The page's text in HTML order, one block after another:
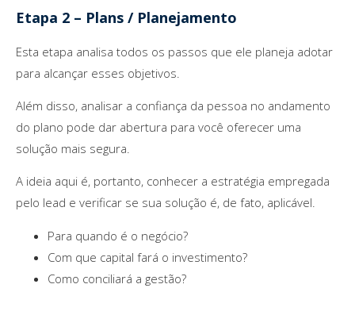
Etapa 2 – Plans / Planejamento
Esta etapa analisa todos os passos que ele planeja adotar
para alcançar esses objetivos.
Além disso, analisar a confiança da pessoa no andamento
do plano pode dar abertura para você oferecer uma
solução mais segura.
A ideia aqui é, portanto, conhecer a estratégia empregada
pelo lead e verificar se sua solução é, de fato, aplicável.
Para quando é o negócio?
Com que capital fará o investimento?
Como conciliará a gestão?